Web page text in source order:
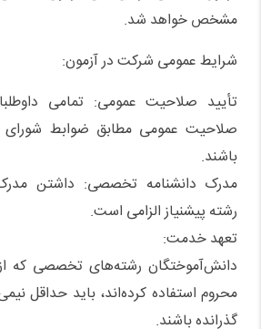
مشخص خواهد شد.
شرایط عمومی شرکت در آزمون:
تأیید صلاحیت عمومی: تمامی
صلاحیت عمومی مطابق ضوابط شورای
باشند.
مدرک دانشنامه تخصصی: داشتن
رشته پیشنیاز الزامی است.
تعهد خدمت:
دانش‌آموختگان رشته‌های تخصصی که
محروم استفاده کرده‌اند، باید حداقل
گذرانده باشند.